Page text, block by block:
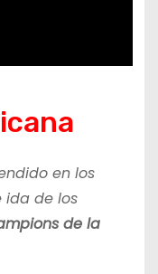
en los
ida de los
de la